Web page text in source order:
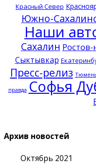
Красный Север
Южно-
Наши
Сахалин
Сыктывкар
Пресс-релиз
правда Софья
Архив новостей
Октябрь 2021